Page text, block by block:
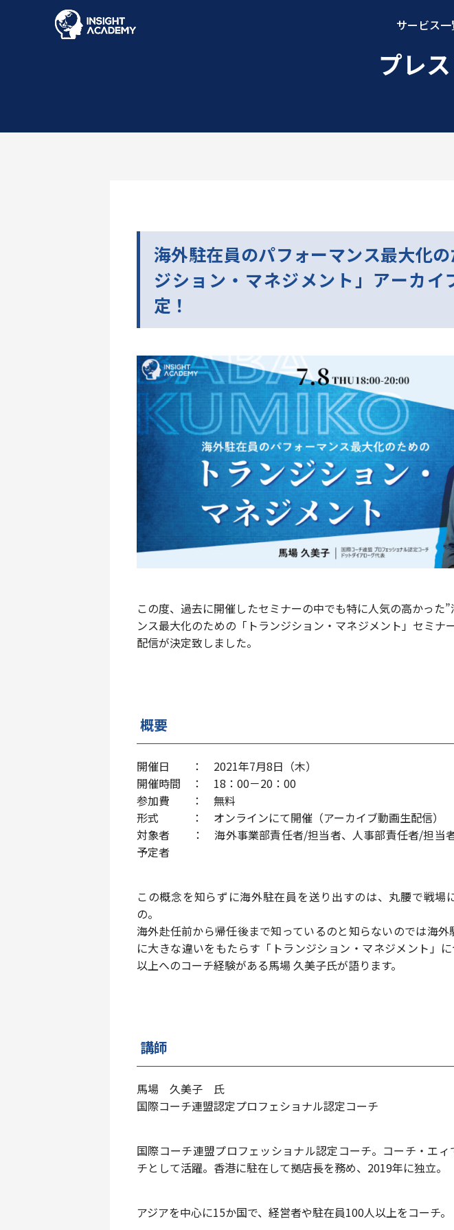
サービス
プレ
海外駐在員のパフォーマンス最大化
ジション・マネジメント」アーカイ
定！
この度、過去に開催したセミナーの中でも特に人気の高かった
ンス最大化のための「トランジション・マネジメント」セミナ
配信が決定致しました。
概要
開催日 ： 2021年7月8日（木）
開催時間 ： 18：00－20：00
参加費 ： 無料
形式 ： オンラインにて開催 （アーカイブ動画生配信）
対象者 ： 海外事業部責任者/担当者、人事部責任者/担当
予定者
この概念を知らずに海外駐在員を送り出すのは、丸腰で戦場
の。
海外赴任前から帰任後まで知っているのと知らないのでは海
に大きな違いをもたらす「トランジション・マネジメント」
以上へのコーチ経験がある馬場 久美子氏が語ります。
講師
馬場 久美子 氏
国際コーチ連盟認定プロフェショナル認定コーチ
国際コーチ連盟プロフェッショナル認定コーチ。コーチ・エ
チとして活躍。香港に駐在して拠店長を務め、2019年に独立。
アジアを中心に15か国で、経営者や駐在員100人以上をコーチ。